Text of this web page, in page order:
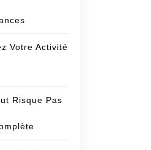
Votre Activité
Risque Pas